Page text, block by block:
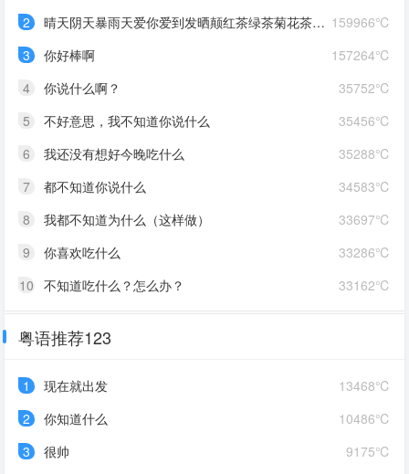
159966℃
2
晴天阴天暴雨天爱你爱到发晒颠红茶绿茶菊花茶爱你爱到蒙查查
157264℃
3
你好棒啊
35752℃
4
你说什么啊？
35456℃
5
不好意思，我不知道你说什么
35288℃
6
我还没有想好今晚吃什么
34583℃
7
都不知道你说什么
33697℃
8
我都不知道为什么（这样做）
33286℃
9
你喜欢吃什么
33162℃
10 不知道吃什么？怎么办？
粤语推荐123
13468℃
1
现在就出发
10486℃
2
你知道什么
9175℃
3
很帅